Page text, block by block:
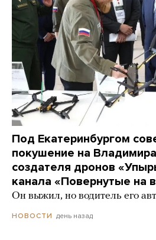
Под Екатеринбургом
покушение на
создателя дронов
канала «Повернутые на
Он выжил, но водитель его
НОВОСТИ день назад